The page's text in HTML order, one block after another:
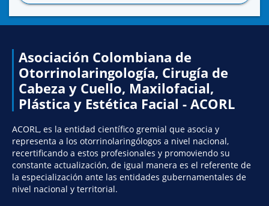
Asociación Colombiana de
Otorrinolaringología, Cirugía de
Cabeza y Cuello, Maxilofacial,
Plástica y Estética Facial - ACORL
ACORL, es la entidad científico gremial que asocia y
representa a los otorrinolaringólogos a nivel nacional,
recertificando a estos profesionales y promoviendo su
constante actualización, de igual manera es el referente de
la especialización ante las entidades gubernamentales de
nivel nacional y territorial.